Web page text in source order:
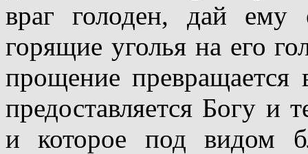
враг голоден, дай
горящие уголья на его
прощение превращается
предоставляется Богу и
и которое под видом